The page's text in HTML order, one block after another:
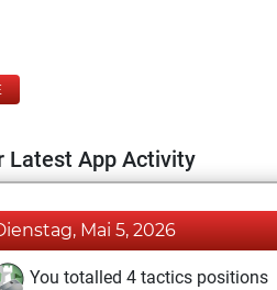
Latest App Activity
Mai 5, 2026
You totalled 4 tactics positions